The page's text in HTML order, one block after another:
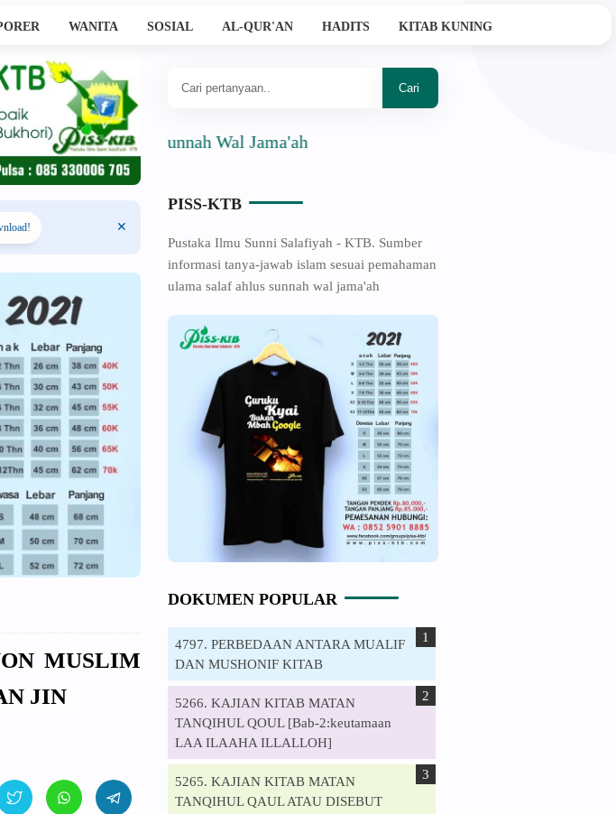
WANITA SOSIAL AL-QUR'AN HADITS KITAB KUNING
MUSLIM
JIN
Ahlussunnah Wal Jama'ah
PISS-KTB
Pustaka Ilmu Sunni Salafiyah - KTB. Sumber
informasi tanya-jawab islam sesuai pemahaman
ulama salaf ahlus sunnah wal jama'ah
DOKUMEN POPULAR
4797. PERBEDAAN ANTARA MUALIF
DAN MUSHONIF KITAB
5266. KAJIAN KITAB MATAN
TANQIHUL QOUL [Bab-2:keutamaan
LAA ILAAHA ILLALLOH]
5265. KAJIAN KITAB MATAN
TANQIHUL QAUL ATAU DISEBUT